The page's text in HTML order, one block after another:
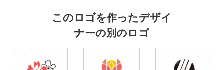
このロゴを作ったデザイ
ナーの別のロゴ